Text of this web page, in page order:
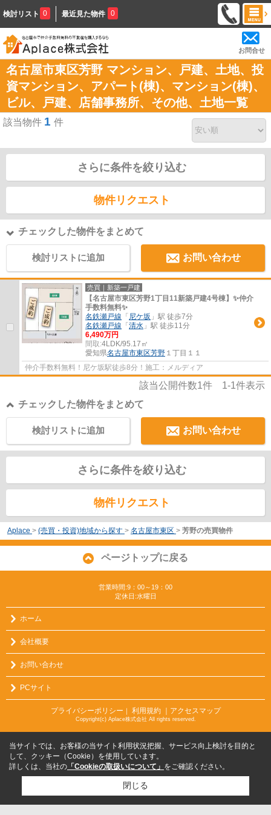
検討リスト 0 最近見た物件 0
お問合せ
名古屋市東区芳野 マンション、戸建、土地、投
資マンション、アパート(棟)、マンション(棟)、
ビル、戸建、店舗事務所、その他、土地一覧
該当物件 1 件
さらに条件を絞り込む
物件リクエスト
チェックした物件をまとめて
検討リストに追加 お問い合わせ
売買｜新築一戸建
【名古屋市東区芳野1丁目11新築戸建4号棟】✨️仲介
手数料無料✨️
名鉄瀬戸線 「 尼ケ坂 」駅 徒歩7分
名鉄瀬戸線 「 清水 」駅 徒歩11分
6,490万円
間取:4LDK/95.17㎡
愛知県名古屋市東区芳野 １丁目１１
仲介手数料無料！尼ケ坂駅徒歩8分！施工：メルディア
該当公開件数1件 1-1件表示
チェックした物件をまとめて
お問い合わせ
検討リストに追加
さらに条件を絞り込む
物件リクエスト
Aplace > (売買・投資)地域から探す > 名古屋市東区 > 芳野の売買物件
ページトップに戻る
営業時間:9：00～19：00
定休日:水曜日
ホーム
会社概要
お問い合わせ
PCサイト
プライバシーポリシー ｜ 利用規約 ｜アクセスマップ
Copyright(c) Aplace株式会社 All rights reserved.
当サイトでは、お客様の当サイト利用状況把握、サービス向上検討を目的と
して、クッキー（Cookie）を使用しています。
詳しくは、当社の 「Cookieの取扱いについて」 をご確認ください。
閉じる